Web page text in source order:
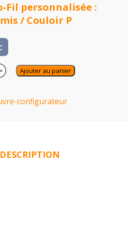
Fil personnalisée :
/ Couloir P
Ajouter au panier
configurateur
DESCRIPTION